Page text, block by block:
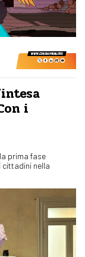
i
prima fase
cittadini nella